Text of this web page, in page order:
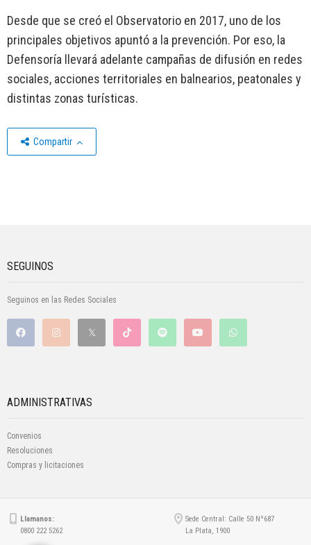
Desde que se creó el Observatorio en 2017, uno de los
principales objetivos apuntó a la prevención. Por eso, la
Defensoría llevará adelante campañas de difusión en redes
sociales, acciones territoriales en balnearios, peatonales y
distintas zonas turísticas.
Compartir
SEGUINOS
Seguinos en las Redes Sociales
ADMINISTRATIVAS
Convenios
Resoluciones
Compras y licitaciones
Llamanos:
0800 222 5262
Sede Central: Calle 50 Nº687
La Plata, 1900